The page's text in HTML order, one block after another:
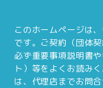
このホームページは
です。ご契約（団体
必ず重要事項説明書
ト）等をよくお読み
は、代理店までお問合